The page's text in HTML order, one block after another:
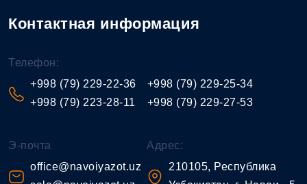
Контактная информация
Телефон:
+998 (79) 229-22-36
+998 (79) 223-28-11
+998 (79) 229-25-34
+998 (79) 229-27-53
Э-почта
office@navoiyazot.uz
Адрес:
210105, Республика